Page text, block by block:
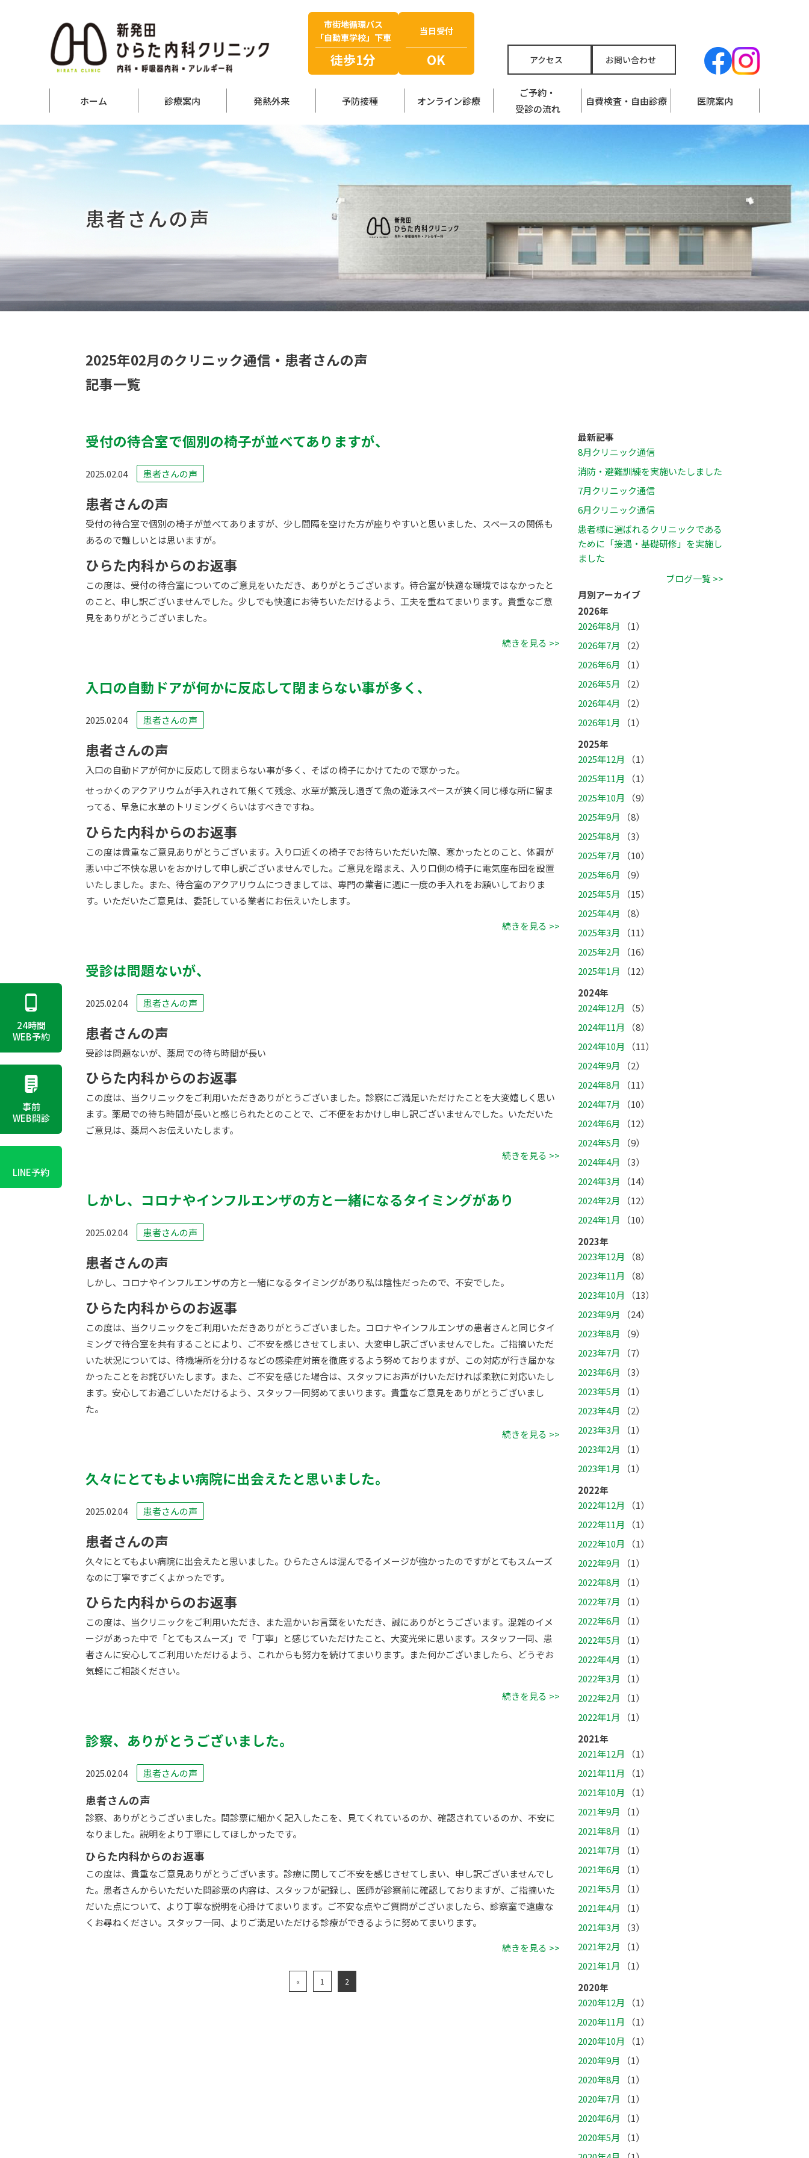
市街地循環バス
「自動車学校」下車
徒歩1分
当日受付
OK アクセス お問い合わせ
ホーム 診療案内 発熱外来 予防接種 オンライン診療
ご予約・
受診の流れ
自費検査・自由診療 医院案内
患者さんの声
2025年02月のクリニック通信・患者さんの声
記事一覧
受付の待合室で個別の椅子が並べてありますが、
2025.02.04 患者さんの声
患者さんの声
受付の待合室で個別の椅子が並べてありますが、少し間隔を空けた方が座りやすいと思いました、スペースの関係も
あるので難しいとは思いますが。
ひらた内科からのお返事
この度は、受付の待合室についてのご意見をいただき、ありがとうございます。待合室が快適な環境ではなかったと
のこと、申し訳ございませんでした。少しでも快適にお待ちいただけるよう、工夫を重ねてまいります。貴重なご意
見をありがとうございました。
続きを見る >>
入口の自動ドアが何かに反応して閉まらない事が多く、
2025.02.04 患者さんの声
患者さんの声
入口の自動ドアが何かに反応して閉まらない事が多く、そばの椅子にかけてたので寒かった。
せっかくのアクアリウムが手入れされて無くて残念、水草が繁茂し過ぎて魚の遊泳スペースが狭く同じ様な所に留ま
ってる、早急に水草のトリミングくらいはすべきですね。
ひらた内科からのお返事
この度は貴重なご意見ありがとうございます。入り口近くの椅子でお待ちいただいた際、寒かったとのこと、体調が
悪い中ご不快な思いをおかけして申し訳ございませんでした。ご意見を踏まえ、入り口側の椅子に電気座布団を設置
いたしました。また、待合室のアクアリウムにつきましては、専門の業者に週に一度の手入れをお願いしておりま
す。いただいたご意見は、委託している業者にお伝えいたします。
続きを見る >>
受診は問題ないが、
2025.02.04 患者さんの声
患者さんの声
受診は問題ないが、薬局での待ち時間が長い
ひらた内科からのお返事
この度は、当クリニックをご利用いただきありがとうございました。診察にご満足いただけたことを大変嬉しく思い
ます。薬局での待ち時間が長いと感じられたとのことで、ご不便をおかけし申し訳ございませんでした。いただいた
ご意見は、薬局へお伝えいたします。
続きを見る >>
しかし、コロナやインフルエンザの方と一緒になるタイミングがあり
2025.02.04 患者さんの声
患者さんの声
しかし、コロナやインフルエンザの方と一緒になるタイミングがあり私は陰性だったので、不安でした。
ひらた内科からのお返事
この度は、当クリニックをご利用いただきありがとうございました。コロナやインフルエンザの患者さんと同じタイ
ミングで待合室を共有することにより、ご不安を感じさせてしまい、大変申し訳ございませんでした。ご指摘いただ
いた状況については、待機場所を分けるなどの感染症対策を徹底するよう努めておりますが、この対応が行き届かな
かったことをお詫びいたします。また、ご不安を感じた場合は、スタッフにお声がけいただければ柔軟に対応いたし
ます。安心してお過ごしいただけるよう、スタッフ一同努めてまいります。貴重なご意見をありがとうございまし
た。
続きを見る >>
久々にとてもよい病院に出会えたと思いました。
2025.02.04 患者さんの声
患者さんの声
久々にとてもよい病院に出会えたと思いました。ひらたさんは混んでるイメージが強かったのですがとてもスムーズ
なのに丁寧ですごくよかったです。
ひらた内科からのお返事
この度は、当クリニックをご利用いただき、また温かいお言葉をいただき、誠にありがとうございます。混雑のイメ
ージがあった中で「とてもスムーズ」で「丁寧」と感じていただけたこと、大変光栄に思います。スタッフ一同、患
者さんに安心してご利用いただけるよう、これからも努力を続けてまいります。また何かございましたら、どうぞお
気軽にご相談ください。
続きを見る >>
診察、ありがとうございました。
2025.02.04 患者さんの声
患者さんの声
診察、ありがとうございました。問診票に細かく記入したこを、見てくれているのか、確認されているのか、不安に
なりました。説明をより丁寧にしてほしかったです。
ひらた内科からのお返事
この度は、貴重なご意見ありがとうございます。診療に関してご不安を感じさせてしまい、申し訳ございませんでし
た。患者さんからいただいた問診票の内容は、スタッフが記録し、医師が診察前に確認しておりますが、ご指摘いた
だいた点について、より丁寧な説明を心掛けてまいります。ご不安な点やご質問がございましたら、診察室で遠慮な
くお尋ねください。スタッフ一同、よりご満足いただける診療ができるように努めてまいります。
続きを見る >>
« 1 2
最新記事
8月クリニック通信
消防・避難訓練を実施いたしました
7月クリニック通信
6月クリニック通信
患者様に選ばれるクリニックである
ために「接遇・基礎研修」を実施し
ました
ブログ一覧 >>
月別アーカイブ
2026年
2026年8月
（1）
2026年7月
（2）
2026年6月
（1）
2026年5月
（2）
2026年4月
（2）
2026年1月
（1）
2025年
2025年12月
（1）
2025年11月
（1）
2025年10月
（9）
2025年9月
（8）
2025年8月
（3）
2025年7月
（10）
2025年6月
（9）
2025年5月
（15）
2025年4月
（8）
2025年3月
（11）
2025年2月
（16）
2025年1月
（12）
2024年
2024年12月
（5）
2024年11月
（8）
2024年10月
（11）
2024年9月
（2）
2024年8月
（11）
2024年7月
（10）
2024年6月
（12）
2024年5月
（9）
2024年4月
（3）
2024年3月
（14）
2024年2月
（12）
2024年1月
（10）
2023年
2023年12月
（8）
2023年11月
（8）
2023年10月
（13）
2023年9月
（24）
2023年8月
（9）
2023年7月
（7）
2023年6月
（3）
2023年5月
（1）
2023年4月
（2）
2023年3月
（1）
2023年2月
（1）
2023年1月
（1）
2022年
2022年12月
（1）
2022年11月
（1）
2022年10月
（1）
2022年9月
（1）
2022年8月
（1）
2022年7月
（1）
2022年6月
（1）
2022年5月
（1）
2022年4月
（1）
2022年3月
（1）
2022年2月
（1）
2022年1月
（1）
2021年
2021年12月
（1）
2021年11月
（1）
2021年10月
（1）
2021年9月
（1）
2021年8月
（1）
2021年7月
（1）
2021年6月
（1）
2021年5月
（1）
2021年4月
（1）
2021年3月
（3）
2021年2月
（1）
2021年1月
（1）
2020年
2020年12月
（1）
2020年11月
（1）
2020年10月
（1）
2020年9月
（1）
2020年8月
（1）
2020年7月
（1）
2020年6月
（1）
2020年5月
（1）
24時間
WEB予約
事前
WEB問診
LINE予約